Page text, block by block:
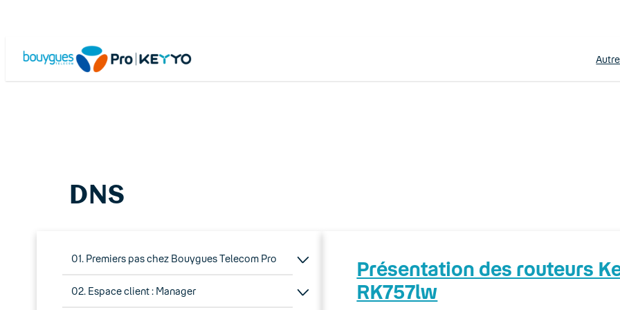
Autre
DNS
01. Premiers pas chez Bouygues Telecom Pro
02. Espace client : Manager
Présentation des routeurs
RK757lw